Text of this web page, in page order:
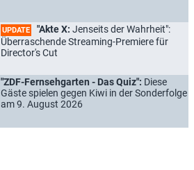
UPDATE "Akte X: Jenseits der Wahrheit":
Überraschende Streaming-Premiere für
Director's Cut
"ZDF-Fernsehgarten - Das Quiz": Diese
Gäste spielen gegen Kiwi in der Sonderfolge
am 9. August 2026